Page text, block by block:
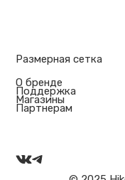
Размерная сетка
О бренде
Поддержка
Магазины
Партнерам